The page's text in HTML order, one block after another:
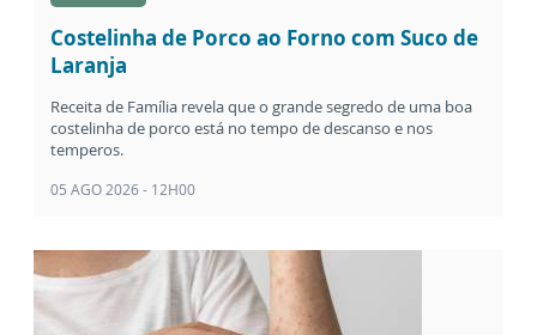
Costelinha de Porco ao Forno com Suco de
Laranja
Receita de Família revela que o grande segredo de uma boa
costelinha de porco está no tempo de descanso e nos
temperos.
05 AGO 2026 - 12H00